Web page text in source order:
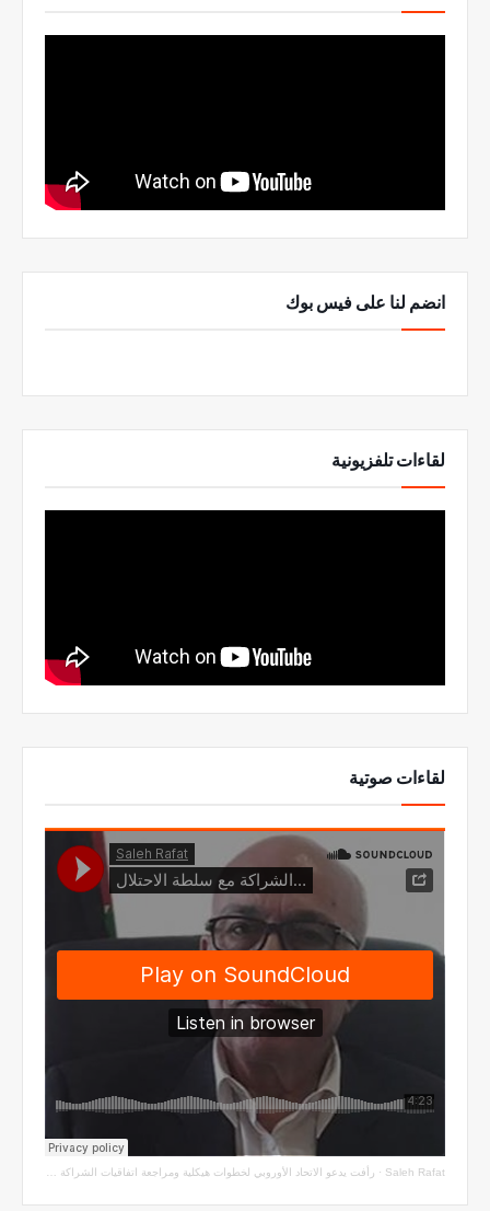
انضم لنا على فيس بوك
لقاءات تلفزيونية
لقاءات صوتية
Saleh Rafat
· رأفت يدعو الاتحاد الأوروبي لخطوات هيكلية ومراجعة اتفاقيات الشراكة مع سلطة الاحتلال